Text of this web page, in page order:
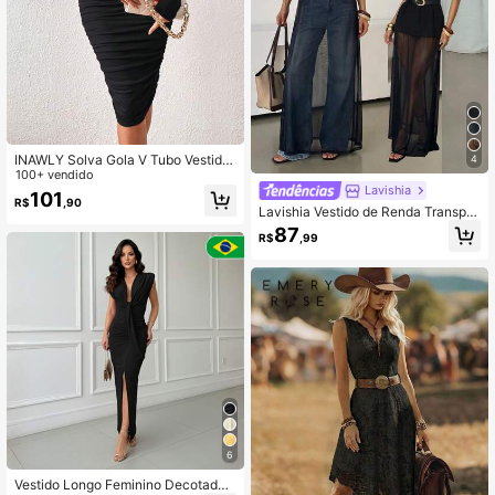
INAWLY Solva Gola V Tubo Vestido
Apertado
100+ vendido
R$101 ,90
6
Vestido Longo Feminino Decotado
4
Lavishia
Lavishia Vestido de Renda Transpar
ente com Gola Redonda e Manga C
urta na Moda
R$87,99